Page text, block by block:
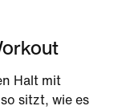
Halt mit
sitzt, wie es